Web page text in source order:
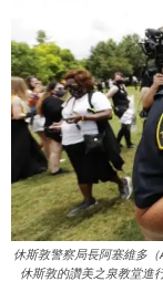
休斯敦警察局長阿塞維多
休斯敦的讚美之泉教堂進